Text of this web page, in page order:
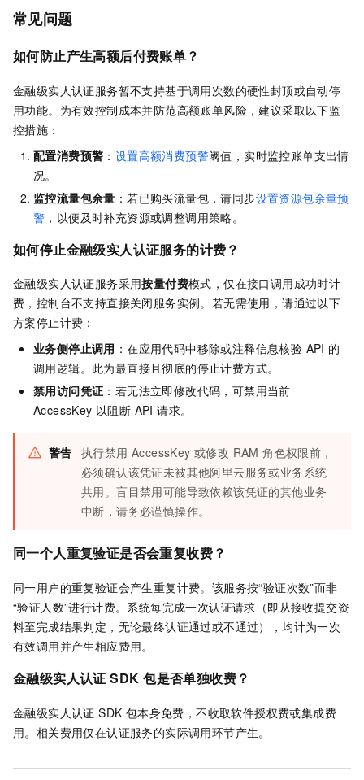
常见问题
如何防止产生高额后付费账单？
金融级实人认证服务暂不支持基于调用次数的硬性封顶或自动停
用功能。为有效控制成本并防范高额账单风险，建议采取以下监
控措施：
配置消费预警 ： 设置高额消费预警阈值，实时监控账单支出情
况。
监控流量包余量 ：若已购买流量包，请同步设置资源包余量预
警 ，以便及时补充资源或调整调用策略。
如何停止金融级实人认证服务的计费？
金融级实人认证服务采用按量付费模式，仅在接口调用成功时计
费，控制台不支持直接关闭服务实例。若无需使用，请通过以下
方案停止计费：
业务侧停止调用 ：在应用代码中移除或注释信息核验 API 的
调用逻辑。此为最直接且彻底的停止计费方式。
禁用访问凭证 ：若无法立即修改代码，可禁用当前
AccessKey 以阻断 API 请求。
警告 执行禁用 AccessKey 或修改 RAM 角色权限前，
必须确认该凭证未被其他阿里云服务或业务系统
共用。盲目禁用可能导致依赖该凭证的其他业务
中断，请务必谨慎操作。
同一个人重复验证是否会重复收费？
同一用户的重复验证会产生重复计费。该服务按“验证次数”而非
“验证人数”进行计费。系统每完成一次认证请求（即从接收提交资
料至完成结果判定，无论最终认证通过或不通过），均计为一次
有效调用并产生相应费用。
金融级实人认证 SDK 包是否单独收费？
金融级实人认证 SDK 包本身免费，不收取软件授权费或集成费
用。相关费用仅在认证服务的实际调用环节产生。